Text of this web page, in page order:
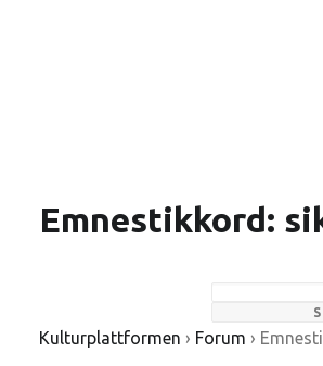
Emnestikkord:
Kulturplattformen › Forum ›